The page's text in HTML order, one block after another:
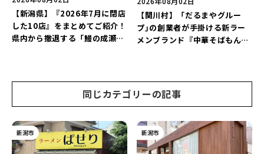
【新潟県】『2026年7月に閉店
した10店』をまとめてご紹介！
県内から撤退する「鰻の成瀬」
【関川村】「だるまやグルー
プ｣の創業者が手掛ける新ラー
メンブランド『中華そばもん
同じカテゴリーの記事
新潟市 新潟市